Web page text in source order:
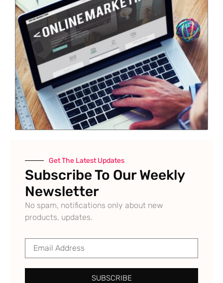
Get The Latest Updates
Subscribe To Our Weekly
Newsletter
No spam, notifications only about new
products, updates.
SUBSCRIBE